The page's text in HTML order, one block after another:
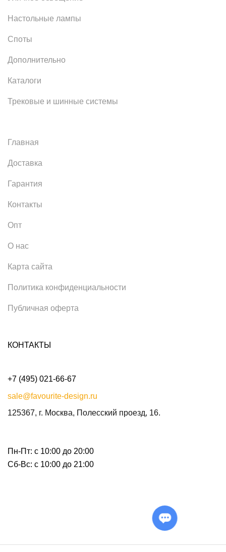
Настольные лампы
Споты
Дополнительно
Каталоги
Трековые и шинные системы
Главная
Доставка
Гарантия
Контакты
Опт
О нас
Карта сайта
Политика конфиденциальности
Публичная оферта
КОНТАКТЫ
+7 (495) 021-66-67
sale@favourite-design.ru
125367, г. Москва, Полесский проезд, 16.
Пн-Пт: с 10:00 до 20:00
Сб-Вс: с 10:00 до 21:00